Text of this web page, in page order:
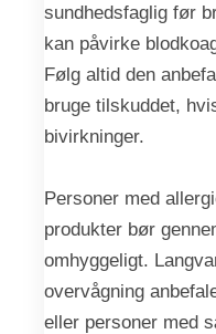
sundhedsfaglig før
kan påvirke
Følg altid den
bruge tilskuddet,
bivirkninger.
Personer med
produkter bør
omhyggeligt.
overvågning
eller personer med